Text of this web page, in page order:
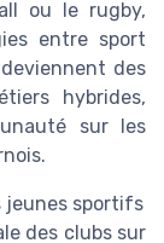
ou le rugby,
entre sport
des
hybrides,
sur les
jeunes sportifs
des clubs sur